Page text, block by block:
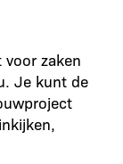
zaken
Je kunt de